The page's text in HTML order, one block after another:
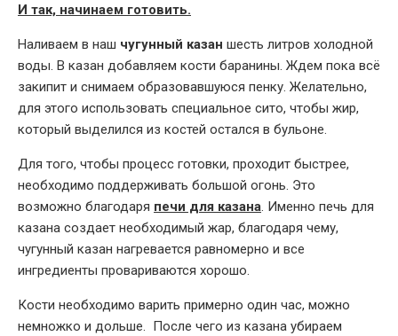
И так, начинаем готовить.
Наливаем в наш чугунный казан шесть литров холодной
воды. В казан добавляем кости баранины. Ждем пока всё
закипит и снимаем образовавшуюся пенку. Желательно,
для этого использовать специальное сито, чтобы жир,
который выделился из костей остался в бульоне.
Для того, чтобы процесс готовки, проходит быстрее,
необходимо поддерживать большой огонь. Это
возможно благодаря печи для казана. Именно печь для
казана создает необходимый жар, благодаря чему,
чугунный казан нагревается равномерно и все
ингредиенты провариваются хорошо.
Кости необходимо варить примерно один час, можно
немножко и дольше. После чего из казана убираем